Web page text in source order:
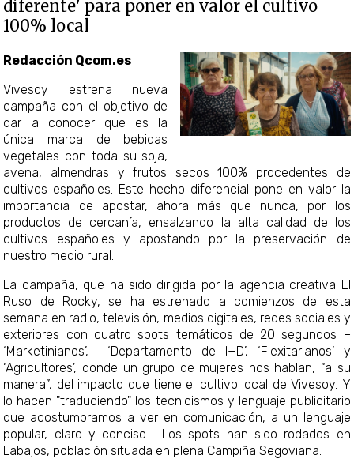
diferente' para poner en valor el cultivo
100% local
Redacción Qcom.es
Vivesoy estrena nueva
campaña con el objetivo de
dar a conocer que es la
única marca de bebidas
vegetales con toda su soja,
avena, almendras y frutos secos 100% procedentes de
cultivos españoles. Este hecho diferencial pone en valor la
importancia de apostar, ahora más que nunca, por los
productos de cercanía, ensalzando la alta calidad de los
cultivos españoles y apostando por la preservación de
nuestro medio rural.
La campaña, que ha sido dirigida por la agencia creativa El
Ruso de Rocky, se ha estrenado a comienzos de esta
semana en radio, televisión, medios digitales, redes sociales y
exteriores con cuatro spots temáticos de 20 segundos –
‘Marketinianos’, ‘Departamento de I+D’, ‘Flexitarianos’ y
‘Agricultores’, donde un grupo de mujeres nos hablan, “a su
manera”, del impacto que tiene el cultivo local de Vivesoy. Y
lo hacen "traduciendo" los tecnicismos y lenguaje publicitario
que acostumbramos a ver en comunicación, a un lenguaje
popular, claro y conciso. Los spots han sido rodados en
Labajos, población situada en plena Campiña Segoviana.